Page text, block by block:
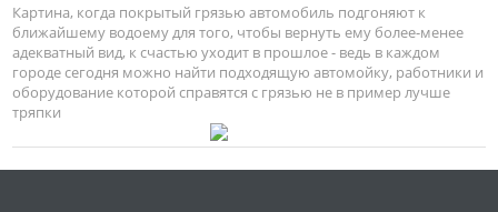
Картина, когда покрытый грязью автомобиль подгоняют к
ближайшему водоему для того, чтобы вернуть ему более-менее
адекватный вид, к счастью уходит в прошлое - ведь в каждом
городе сегодня можно найти подходящую автомойку, работники и
оборудование которой справятся с грязью не в пример лучше
тряпки